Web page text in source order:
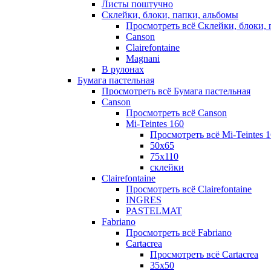
Листы поштучно
Склейки, блоки, папки, альбомы
Просмотреть всё Склейки, блоки,
Canson
Clairefontaine
Magnani
В рулонах
Бумага пастельная
Просмотреть всё Бумага пастельная
Canson
Просмотреть всё Canson
Mi-Teintes 160
Просмотреть всё Mi-Teintes
50х65
75х110
склейки
Clairefontaine
Просмотреть всё Clairefontaine
INGRES
PASTELMAT
Fabriano
Просмотреть всё Fabriano
Cartacrea
Просмотреть всё Cartacrea
35х50